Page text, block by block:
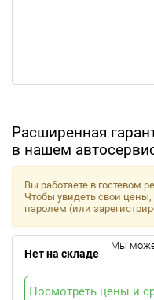
Расширенная
в нашем
Вы работаете в гостевом
Чтобы увидеть свои
паролем (или
Нет на складе
Мы
Посмотреть цены и